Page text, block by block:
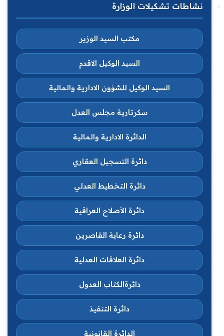
نشاطات تشكيلات الوزارة
مكتب السيد الوزير
السيد الوكيل الاقدم
السيد الوكيل للشؤون الادارية والمالية
سكرتارية مجلس العدل
الدائرة الادارية والمالية
دائرة التسجيل العقاري
دائرة التخطيط العدلي
دائرة الأصلاح العراقية
دائرة رعاية القاصرين
دائرة العلاقات العدلية
دائرةالكتاب العدول
دائرة التنفيذ
الدائرة القانونية